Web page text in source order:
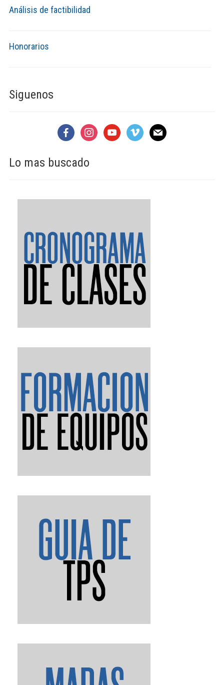
Análisis de factibilidad
Honorarios
Siguenos
facebookinstagramyoutubevimeo mail
Lo mas buscado